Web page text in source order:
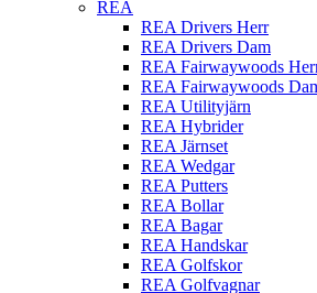
REA
REA Drivers Herr
REA Drivers Dam
REA Fairwaywoods
REA Fairwaywoods
REA Utilityjärn
REA Hybrider
REA Järnset
REA Wedgar
REA Putters
REA Bollar
REA Bagar
REA Handskar
REA Golfskor
REA Golfvagnar